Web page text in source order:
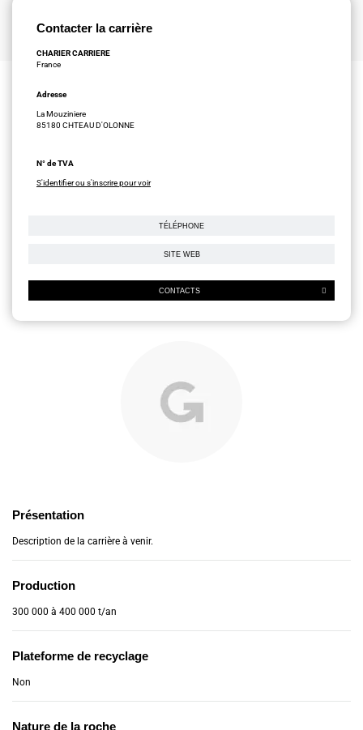
Contacter la carrière
CHARIER CARRIERE
France
Adresse
La Mouziniere
85180 CHTEAU D'OLONNE
N° de TVA
S'identifier ou s'inscrire pour voir
TÉLÉPHONE
SITE WEB
CONTACTS
Présentation
Description de la carrière à venir.
Production
300 000 à 400 000 t/an
Plateforme de recyclage
Non
Nature de la roche